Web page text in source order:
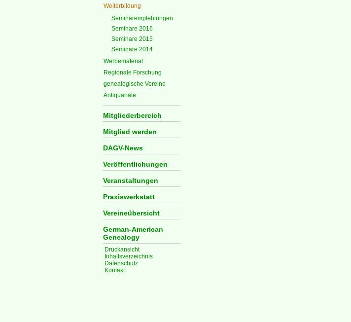
Weiterbildung
Seminarempfehlungen
Seminare 2016
Seminare 2015
Seminare 2014
Werbematerial
Regionale Forschung
genealogische Vereine
Antiquariate
Mitgliederbereich
Mitglied werden
DAGV-News
Veröffentlichungen
Veranstaltungen
Praxiswerkstatt
Vereineübersicht
German-American
Genealogy
Druckansicht
Inhaltsverzeichnis
Datenschutz
Kontakt